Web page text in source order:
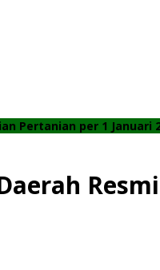
Pertanian per 1 Januari